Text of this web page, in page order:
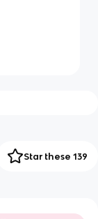
Star these 139